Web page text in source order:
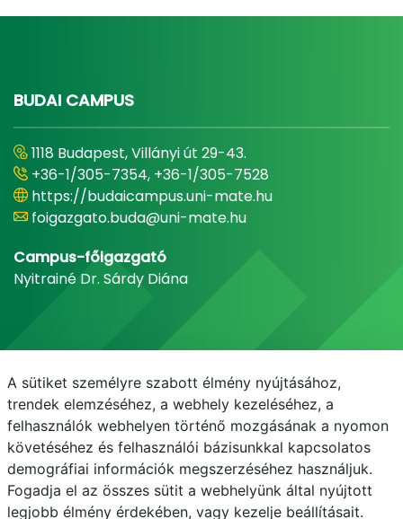
BUDAI CAMPUS
1118 Budapest, Villányi út 29-43.
+36-1/305-7354, +36-1/305-7528
https://budaicampus.uni-mate.hu
foigazgato.buda@uni-mate.hu
Campus-főigazgató
Nyitrainé Dr. Sárdy Diána
E-mail Telefonkönyv Neptun E-learning
A sütiket személyre szabott élmény nyújtásához,
trendek elemzéséhez, a webhely kezeléséhez, a
felhasználók webhelyen történő mozgásának a nyomon
követéséhez és felhasználói bázisunkkal kapcsolatos
demográfiai információk megszerzéséhez használjuk.
Fogadja el az összes sütit a webhelyünk által nyújtott
legjobb élmény érdekében, vagy kezelje beállításait.